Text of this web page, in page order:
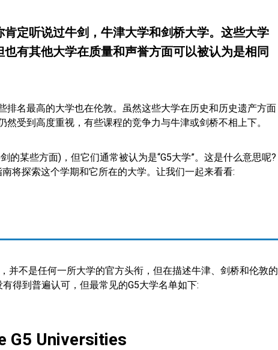
定听说过牛剑，牛津大学和剑桥大学。这些大学
有其他大学在质量和声誉方面可以被认为是相同
排名最高的大学也在伦敦。虽然这些大学在历史和历史遗产方面
受到高度重视，有些课程的竞争力与牛津或剑桥不相上下。
的某些方面)，但它们通常被认为是“G5大学”。这是什么意思呢?
将探索这个学期和它所在的大学。让我们一起来看看:
并不是任何一所大学的官方头衔，但在描述牛津、剑桥和伦敦的
得到普遍认可，但最常见的G5大学名单如下:
G5 Universities